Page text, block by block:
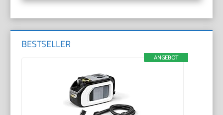
BESTSELLER
ANGEBOT